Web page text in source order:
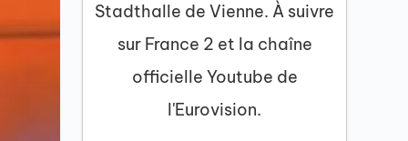
Stadthalle de Vienne. À suivre
sur France 2 et la chaîne
officielle Youtube de
l'Eurovision.